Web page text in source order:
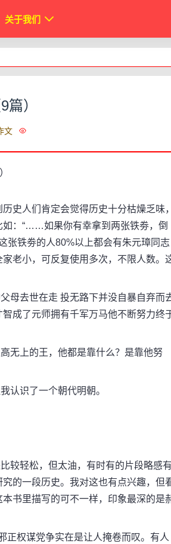
关于我们
）
文
人们肯定会觉得历史十分枯燥乏味，
如：“……如果你有幸拿到两张铁劵，倒
张铁劵的人80%以上都会有朱元璋同志
老小，可反复使用多次，不限人数。
母去世在走 投无路下并没自暴自弃而
成了元师拥有千军万马他不断努力终
无上的王，他都是靠什么？是靠他努
识了一个朝代明朝。
较轻松，但太油，有时有的片段略感有
的一段历史。我对这也有点兴趣，但
书里描写的可不一样，印象最深的是
权谋党争实在是让人掩卷而叹。有人